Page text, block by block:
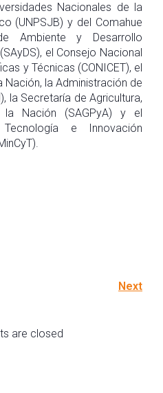
Nacionales de la
(UNPSJB) y del Comahue
Ambiente y Desarrollo
el Consejo Nacional
y Técnicas (CONICET), el
Nación, la Administración de
la Secretaría de Agricultura,
Nación (SAGPyA) y el
e Innovación
Next
are closed